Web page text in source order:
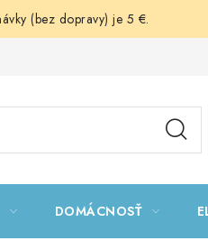
(bez dopravy) je 5 €.
DOMÁCNOSŤ